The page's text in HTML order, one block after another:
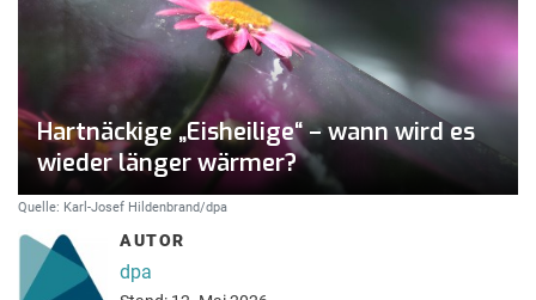
Hartnäckige „Eisheilige“ – wann wird es
wieder länger wärmer?
Quelle: Karl-Josef Hildenbrand/dpa
AUTOR
dpa